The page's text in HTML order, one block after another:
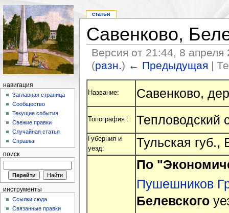
Савенково,
Версия от 21:44, 8
(разн.) ← Предыдущая |
Название: Савенково,
Топография : Тепловодский
Губерния и
уезд:
Тульская губ.,
По
Пушешников
Белевского
статья
навигация
Заглавная страница
Сообщество
Текущие события
Свежие правки
Случайная статья
Справка
поиск
инструменты
Ссылки сюда
Связанные правки